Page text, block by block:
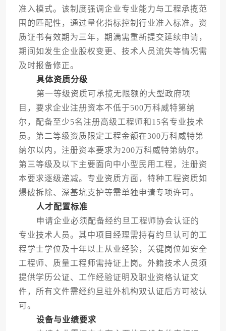
准入模式。该制度强调企业专业能力与工程承揽范
围的匹配性，通过量化指标控制行业准入标准。资
质证书有效期为三年，期满需重新提交延续申请，
期间如发生企业股权变更、技术人员流失等情况需
及时报备修正。
具体资质分级
第一等级资质可承揽无限额的大型政府项
目，要求企业注册资本不低于500万科威特第纳
尔，配备至少5名注册高级工程师和15名专业技术
员。第二等级资质限定工程金额在300万科威特第
纳尔以内，注册资本要求为200万科威特第纳尔。
第三等级及以下主要面向中小型民用工程，注册资
本要求逐级递减。专业资质方面，特种工程资质如
爆破拆除、深基坑支护等需单独申请专项许可。
人才配置标准
申请企业必须配备经约旦工程师协会认证的
专业技术人员。其中项目经理需持有约旦认可的工
程学士学位及十年以上从业经验，关键岗位如安全
工程师、质量工程师需持证上岗。外籍技术人员须
提供学历公证、工作经验证明及职业资格认证文
件，所有文件需经约旦驻外机构双认证后方可被认
可。
设备与业绩要求